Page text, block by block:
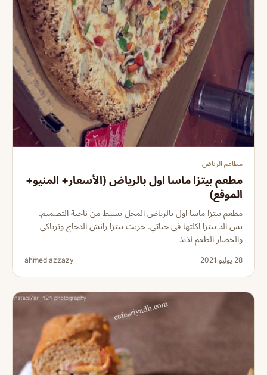
مطاعم الرياض
مطعم بيتزا ماسا اول بالرياض (الأسعار+ المنيو+
الموقع)
مطعم بيتزا ماسا اول بالرياض المحل بسيط من ناحية التصميم.
بس الذ بيتزا اكلتها في حياتي. جربت بيتزا رانش الدجاج وترياكي
والخضار الطعم لذيذ
28 يوليو 2021 ahmed azzazy